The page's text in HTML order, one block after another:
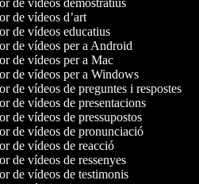
de vídeos demostratius
de vídeos d’art
de vídeos educatius
de vídeos per a Android
de vídeos per a Mac
de vídeos per a Windows
de vídeos de preguntes i respostes
de vídeos de presentacions
de vídeos de pressupostos
de vídeos de pronunciació
de vídeos de reacció
de vídeos de ressenyes
de vídeos de testimonis